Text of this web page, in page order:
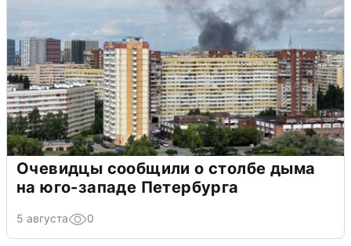
Очевидцы сообщили о столбе дыма
на юго-западе Петербурга
5 августа 0